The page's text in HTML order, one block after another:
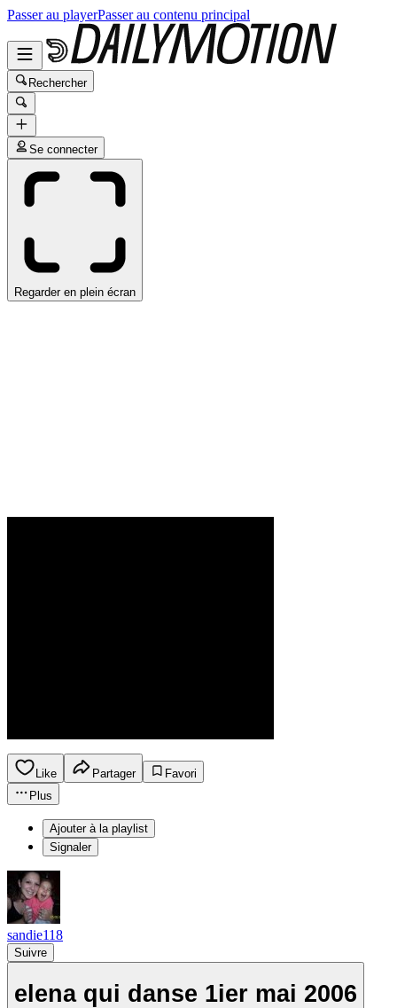
Passer au playerPasser au contenu principal
Rechercher
Se connecter
Regarder en plein écran
Like Partager
Favori
Plus
Ajouter à la playlist
Signaler
sandie118
Suivre
elena qui danse 1ier mai 2006